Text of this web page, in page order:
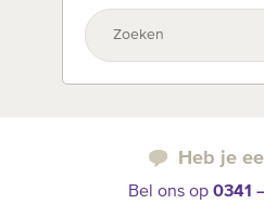
Heb je
Bel ons op 0341